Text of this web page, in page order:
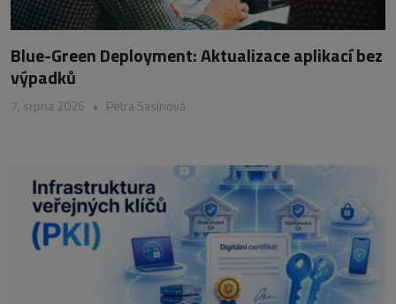
Blue-Green Deployment: Aktualizace aplikací bez
výpadků
7. srpna 2026 • Petra Sasínová